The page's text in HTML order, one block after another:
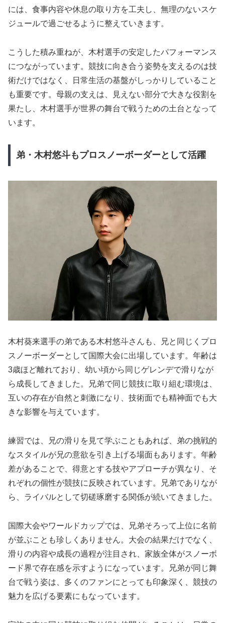
には、食事内容や休息の取り方を工夫し、無理のないスケ
ジュールで過ごせるように整えていきます。
こうした積み重ねが、木村選手の安定したパフォーマンス
につながっています。競技に向き合う姿勢を支えるのは技
術だけではなく、日常生活の基盤がしっかりしていること
も重要です。母親の支えは、見えない部分で大きな役割を
果たし、木村選手が世界の舞台で戦うための土台となって
います。
弟・木村悠斗もプロスノーボーダーとして活躍
木村葵来選手の弟である木村悠斗さんも、兄と同じくプロ
スノーボーダーとして国際大会に出場しています。年齢は
3歳ほど離れており、幼い頃から同じゲレンデで滑りなが
ら成長してきました。兄弟で同じ競技に取り組む環境は、
互いの存在が自然と刺激になり、技術面でも精神面でも大
きな影響を与えています。
練習では、兄の滑りを見て学ぶこともあれば、弟の挑戦的
なスタイルが兄の意欲を引き上げる場面もあります。年齢
差があることで、得意とする技やアプローチが異なり、そ
れぞれの個性が競技に反映されています。兄弟でありなが
ら、ライバルとして切磋琢磨する関係が続いてきました。
国際大会やワールドカップでは、兄弟そろって上位に名前
が並ぶことも珍しくありません。大会の結果だけでなく、
滑りの内容や成長の過程が注目され、家族全体がスノーボ
ード界で存在感を示すようになっています。兄弟が同じ舞
台で戦う姿は、多くのファンにとっても印象深く、競技の
魅力を広げる要素にもなっています。